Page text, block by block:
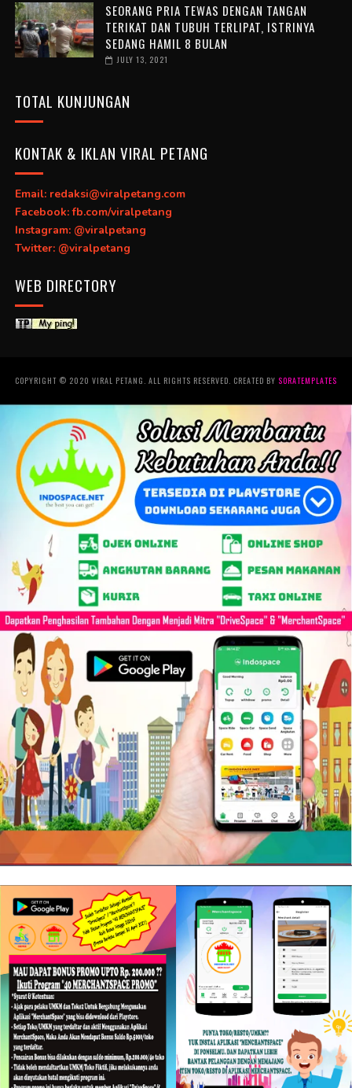
SEORANG PRIA TEWAS DENGAN TANGAN
TERIKAT DAN TUBUH TERLIPAT, ISTRINYA
SEDANG HAMIL 8 BULAN
JULY 13, 2021
TOTAL KUNJUNGAN
KONTAK & IKLAN VIRAL PETANG
Email: redaksi@viralpetang.com
Facebook: fb.com/viralpetang
Instagram: @viralpetang
Twitter: @viralpetang
WEB DIRECTORY
COPYRIGHT © 2020 VIRAL PETANG. ALL RIGHTS RESERVED. CREATED BY SORATEMPLATES